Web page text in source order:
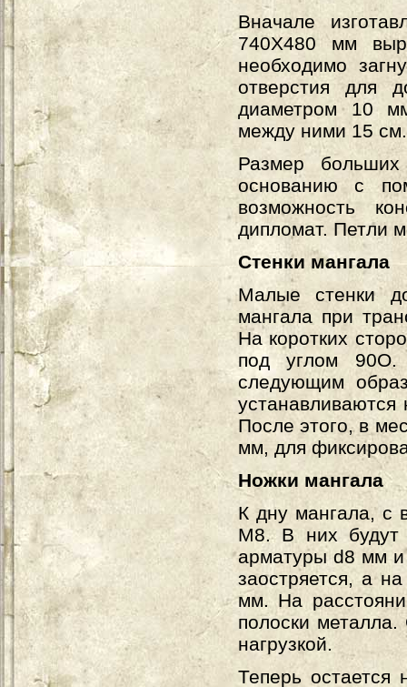
Вначале
740Х480 мм
необходимо
отверстия для
диаметром 10
между ними 15 см.
Размер
основанию с
возможность
дипломат. Петли
Стенки мангала
Малые стенки
мангала при
На коротких
под углом 90О.
следующим
устанавливаются
После этого, в
мм, для
Ножки мангала
К дну мангала, с
М8. В них будут
арматуры d8 мм
заостряется, а
мм. На
полоски
нагрузкой.
Теперь остается